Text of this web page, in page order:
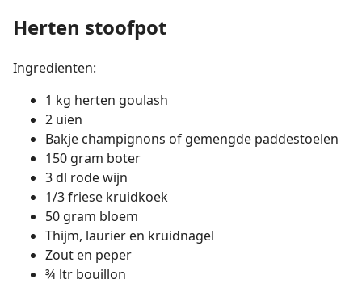
Herten stoofpot
Ingredienten:
1 kg herten goulash
2 uien
Bakje champignons of gemengde paddestoelen
150 gram boter
3 dl rode wijn
1/3 friese kruidkoek
50 gram bloem
Thijm, laurier en kruidnagel
Zout en peper
¾ ltr bouillon